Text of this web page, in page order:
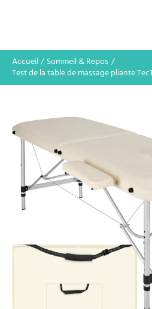
Accueil
Sommeil & Repos
Test de la table de massage pliante